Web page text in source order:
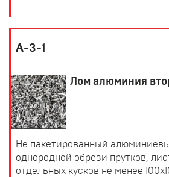
А-3-1
Лом алюминия
Не пакетированный
однородной обрези прутков,
отдельных кусков не менее